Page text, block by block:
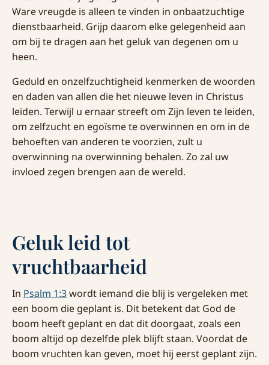
Ware vreugde is alleen te vinden in onbaatzuchtige
dienstbaarheid. Grijp daarom elke gelegenheid aan
om bij te dragen aan het geluk van degenen om u
heen.
Geduld en onzelfzuchtigheid kenmerken de woorden
en daden van allen die het nieuwe leven in Christus
leiden. Terwijl u ernaar streeft om Zijn leven te leiden,
om zelfzucht en egoïsme te overwinnen en om in de
behoeften van anderen te voorzien, zult u
overwinning na overwinning behalen. Zo zal uw
invloed zegen brengen aan de wereld.
Geluk leid tot
vruchtbaarheid
In Psalm 1:3wordt iemand die blij is vergeleken met
een boom die geplant is. Dit betekent dat God de
boom heeft geplant en dat dit doorgaat, zoals een
boom altijd op dezelfde plek blijft staan. Voordat de
boom vruchten kan geven, moet hij eerst geplant zijn.